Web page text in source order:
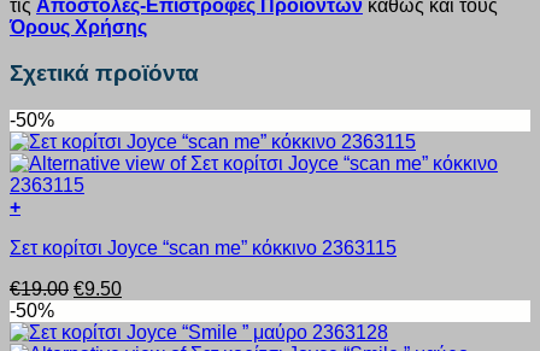
τις Αποστολές-Επιστροφές Προϊόντων καθώς και τους
Όρους Χρήσης
Σχετικά προϊόντα
-50%
+
το
έχει
πολλαπλές
παραλλαγές.
Σετ κορίτσι Joyce “scan me” κόκκινο 2363115
€19.00 Original
was:
€9.50Η
τιμή
-50%